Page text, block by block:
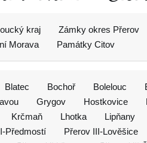
kraj Zámky okres Přerov
Morava
Památky Citov
Blatec Bochoř Bolelouc
Grygov Hostkovice
Krčmaň Lhotka Lipňany
Předmostí Přerov III-Lověšice